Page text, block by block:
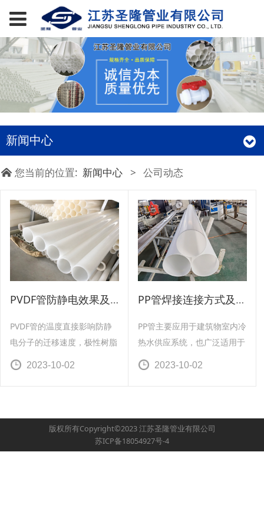
新闻中心
您当前的位置: 新闻中心 > 公司动态
PVDF管防静电效果及切割机的配置
2023-10-02
PVDF管的温度直接影响防静
电分子的迁移速度，极性树脂
应使用离子型防静电剂，弱板
性或非投性耐脂则要使用低极
PP管焊接连接方式及铺设调整
2023-10-02
PP管主要应用于建筑物室内冷
热水供应系统，也广泛适用于
采暖系统。在安装PP管时，应
考虑环境温度对安装质量的影
版权所有Copyright©2023 江苏圣隆管业有限公司
苏ICP备18054927号-4